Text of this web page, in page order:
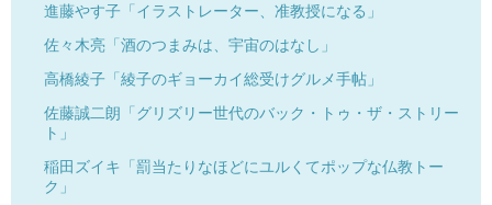
進藤やす子「イラストレーター、准教授になる」
佐々木亮「酒のつまみは、宇宙のはなし」
高橋綾子「綾子のギョーカイ総受けグルメ手帖」
佐藤誠二朗「グリズリー世代のバック・トゥ・ザ・ストリー
ト」
稲田ズイキ「罰当たりなほどにユルくてポップな仏教トー
ク」